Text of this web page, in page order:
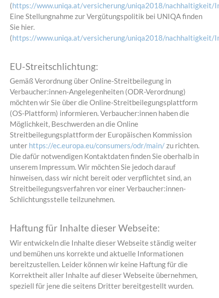
(https://www.uniqa.at/versicherung/uniqa2018/nachhaltigkeit/
Eine Stellungnahme zur Vergütungspolitik bei UNIQA finden
Sie hier.
(https://www.uniqa.at/versicherung/uniqa2018/nachhaltigkeit/
EU-Streitschlichtung:
Gemäß Verordnung über Online-Streitbeilegung in
Verbaucher:innen-Angelegenheiten (ODR-Verordnung)
möchten wir Sie über die Online-Streitbeilegungsplattform
(OS-Plattform) informieren. Verbaucher:innen haben die
Möglichkeit, Beschwerden an die Online
Streitbeilegungsplattform der Europäischen Kommission
unter https://ec.europa.eu/consumers/odr/main/zu richten.
Die dafür notwendigen Kontaktdaten finden Sie oberhalb in
unserem Impressum. Wir möchten Sie jedoch darauf
hinweisen, dass wir nicht bereit oder verpflichtet sind, an
Streitbeilegungsverfahren vor einer Verbaucher:innen-
Schlichtungsstelle teilzunehmen.
Haftung für Inhalte dieser Webseite:
Wir entwickeln die Inhalte dieser Webseite ständig weiter
und bemühen uns korrekte und aktuelle Informationen
bereitzustellen. Leider können wir keine Haftung für die
Korrektheit aller Inhalte auf dieser Webseite übernehmen,
speziell für jene die seitens Dritter bereitgestellt wurden.